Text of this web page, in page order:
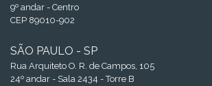
9º andar - Centro
CEP 89010-902
SÃO PAULO - SP
Rua Arquiteto O. R. de Campos, 105
24º andar - Sala 2434 - Torre B